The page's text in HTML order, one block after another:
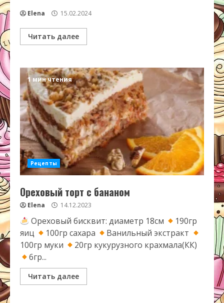
Elena 15.02.2024
Читать далее
1 мин чтения
Рецепты
Ореховый торт с бананом
Elena 14.12.2023
Ореховый бисквит: диаметр 18см
190гр
яиц
100гр сахара
Ванильный экстракт
100гр муки
20гр кукурузного крахмала(КК)
6гр...
Читать далее